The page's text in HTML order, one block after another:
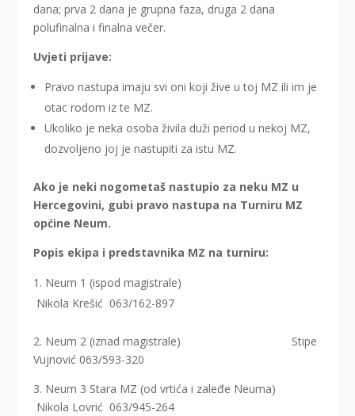
dana; prva 2 dana je grupna faza, druga 2 dana
polufinalna i finalna večer.
Uvjeti prijave:
Pravo nastupa imaju svi oni koji žive u toj MZ ili im je
otac rodom iz te MZ.
Ukoliko je neka osoba živila duži period u nekoj MZ,
dozvoljeno joj je nastupiti za istu MZ.
Ako je neki nogometaš nastupio za neku MZ u
Hercegovini, gubi pravo nastupa na Turniru MZ
općine Neum.
Popis ekipa i predstavnika MZ na turniru:
Neum 1 (ispod magistrale)
Nikola Krešić 063/162-897
2. Neum 2 (iznad magistrale) Stipe
Vujnović 063/593-320
3. Neum 3 Stara MZ (od vrtića i zaleđe Neuma)
Nikola Lovrić 063/945-264